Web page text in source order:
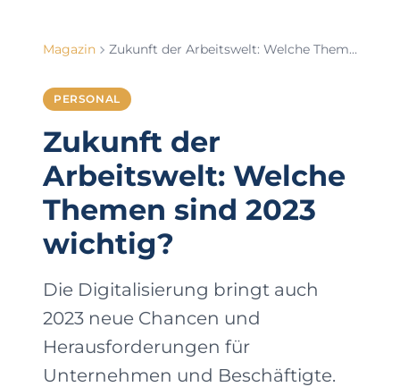
Magazin Zukunft der Arbeitswelt: Welche Themen sind 2023 wichtig?
PERSONAL
Zukunft der
Arbeitswelt: Welche
Themen sind 2023
wichtig?
Die Digitalisierung bringt auch
2023 neue Chancen und
Herausforderungen für
Unternehmen und Beschäftigte.